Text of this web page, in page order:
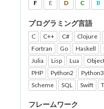
F
E D C B
プログラミング言語
C C++ C# Clojure
Fortran
Go Haskell
Julia
Lisp Lua
PHP
Python2 Python3
Scheme
SQL Swift
フレームワーク